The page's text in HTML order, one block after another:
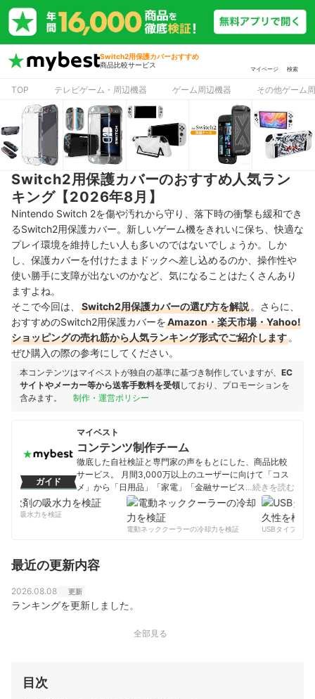
Switch2用保護カバーおすすめ
商品比較サービス
マイページ 検索
TOP テレビゲーム・周辺機器 ゲーム周辺機器 その他ゲーム
Switch2用保護カバーのおすすめ人気ラン
キング【2026年8月】
Nintendo Switch 2を傷や汚れから守り、落下時の衝撃も緩和でき
るSwitch2用保護カバー。新しいゲーム機をきれいに保ち、快適な
プレイ環境を維持したい人も多いのではないでしょうか。しか
し、保護カバーを付けたままドックへ差し込めるのか、操作性や
使い勝手に支障が出ないのかなど、気になることはたくさんあり
ますよね。
そこで今回は、
Switch2用保護カバーの選び方を解説 。さらに、
おすすめのSwitch2用保護カバーをAmazon・楽天市場・Yahoo!
ショッピングの売れ筋から人気ランキング形式でご紹介します 。
ぜひ購入の際の参考にしてください。
本コンテンツはマイベストが独自の基準に基づき制作していますが、 EC
サイトやメーカー等から送客手数料を受領しており、プロモーションを
含みます。
制作・運営ポリシー
ガイド
マイベスト
コンテンツ制作チーム
徹底した自社検証と専門家の声をもとにした、商品比較
サービス。 月間3,000万以上のユーザーに向けて「コス
メ」から「日用品」「家電」「金融サービス」まで、ベ
ストな商品を選んでもらうために、毎日コンテンツを制
コンテンツ制作チームのプロフィール
…続きを読む
の吸水力を検証
電動ネッククーラーの冷却力を検証
USBタイプCケー
最近の更新内容
2026.08.08 更新
ランキングを更新しました。
全部見る
目次